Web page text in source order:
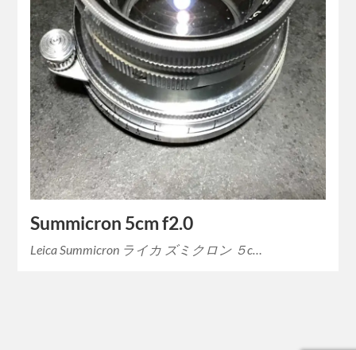
Summicron 5cm f2.0
Leica Summicron ライカ ズミクロン ５c…